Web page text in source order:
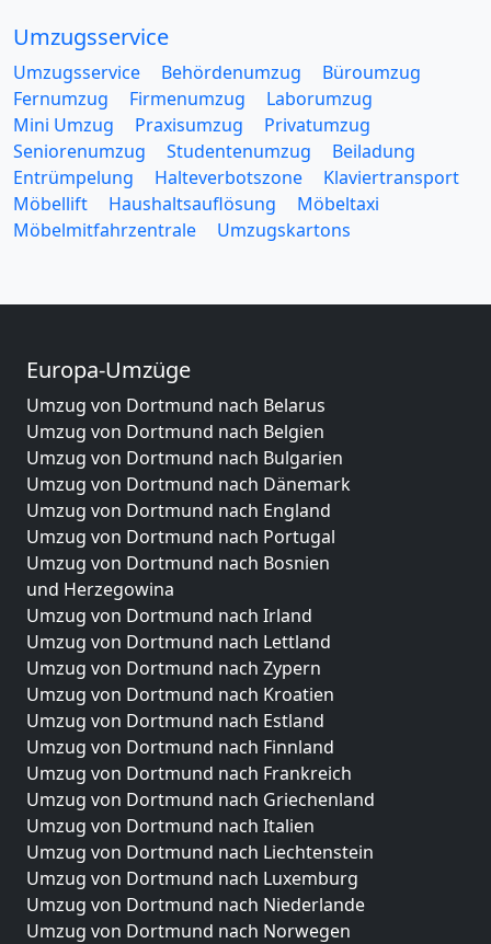
Umzugsservice
Umzugsservice Behördenumzug
Büroumzug
Fernumzug
Firmenumzug
Laborumzug
Mini Umzug
Praxisumzug
Privatumzug
Seniorenumzug
Studentenumzug
Beiladung
Entrümpelung
Halteverbotszone
Klaviertransport
Möbellift
Haushaltsauflösung
Möbeltaxi
Möbelmitfahrzentrale
Umzugskartons
Europa-Umzüge
Umzug von Dortmund nach Belarus
Umzug von Dortmund nach Belgien
Umzug von Dortmund nach Bulgarien
Umzug von Dortmund nach Dänemark
Umzug von Dortmund nach England
Umzug von Dortmund nach Portugal
Umzug von Dortmund nach Bosnien
und Herzegowina
Umzug von Dortmund nach Irland
Umzug von Dortmund nach Lettland
Umzug von Dortmund nach Zypern
Umzug von Dortmund nach Kroatien
Umzug von Dortmund nach Estland
Umzug von Dortmund nach Finnland
Umzug von Dortmund nach Frankreich
Umzug von Dortmund nach Griechenland
Umzug von Dortmund nach Italien
Umzug von Dortmund nach Liechtenstein
Umzug von Dortmund nach Luxemburg
Umzug von Dortmund nach Niederlande
Umzug von Dortmund nach Norwegen